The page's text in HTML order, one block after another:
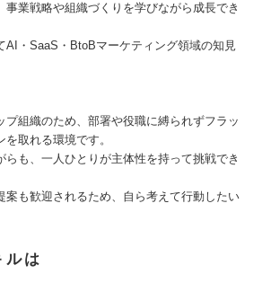
事業戦略や組織づくりを学びながら成長でき
AI・SaaS・BtoBマーケティング領域の知見
プ組織のため、部署や役職に縛られずフラッ
取れる環境です。
らも、一人ひとりが主体性を持って挑戦でき
案も歓迎されるため、自ら考えて行動したい
ルは